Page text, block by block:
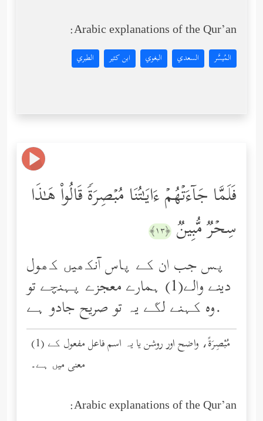
Arabic explanations of the Qur’an:
المُيسَّر السعدي البغوي ابن كثير الطبري
فَلَمَّا جَاۤءَتۡهُمۡ ءَایَـٰتُنَا مُبۡصِرَةࣰ قَالُواْ هَـٰذَا
سِحۡرࣱ مُّبِینࣱ ﴿١٣﴾
پس جب ان کے پاس آنکھیں کھول
دینے والے(1) ہمارے معجزے پہنچے تو
وه کہنے لگے یہ تو صریح جادو ہے.
(1) مُبْصِرَةً، واضح اور روشن یا یہ اسم فاعل مفعول کے
معنی میں ہے۔
Arabic explanations of the Qur’an: